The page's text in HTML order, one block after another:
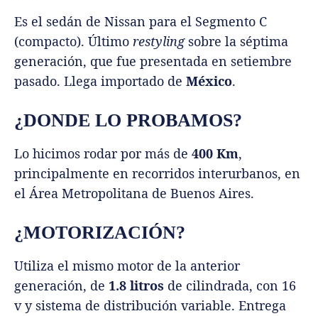
Es el sedán de Nissan para el Segmento C
(compacto). Último restylingsobre la séptima
generación, que fue presentada en setiembre
pasado. Llega importado de México.
¿DONDE LO PROBAMOS?
Lo hicimos rodar por más de 400 Km,
principalmente en recorridos interurbanos, en
el Área Metropolitana de Buenos Aires.
¿MOTORIZACIÓN?
Utiliza el mismo motor de la anterior
generación, de 1.8 litros de cilindrada, con 16
v y sistema de distribución variable. Entrega